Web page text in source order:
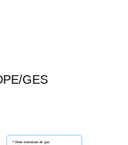
GES